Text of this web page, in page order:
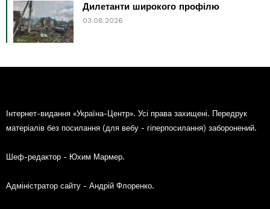
Дилетанти широкого профілю
03.08.2026
Інтернет-видання «Україна-Центр». Усі права захищені. Передрук
матеріалів без посилання (для вебу - гіперпосилання) заборонений.
Шеф-редактор - Юхим Мармер.
Адміністратор сайту - Андрій Флоренко.